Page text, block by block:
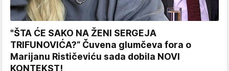
"ŠTA ĆE SAKO NA ŽENI SERGEJA
TRIFUNOVIĆA?“ Čuvena glumčeva fora o
Marijanu Rističeviću sada dobila NOVI
KONTEKST!